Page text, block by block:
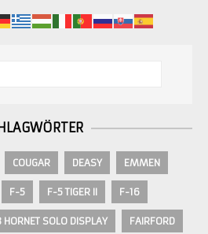
COUGAR DEASY EMMEN
F-5 F-5 TIGER II F-16
SOLO DISPLAY FAIRFORD